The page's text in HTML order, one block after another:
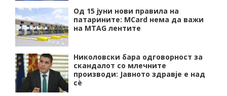
Од 15 јуни нови правила на
патарините: MCard нема да важи
на MTAG лентите
Николовски бара одговорност за
скандалот со млечните
производи: Јавното здравје е над
сѐ